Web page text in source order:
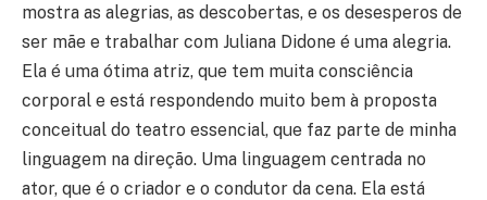
mostra as alegrias, as descobertas, e os desesperos de
ser mãe e trabalhar com Juliana Didone é uma alegria.
Ela é uma ótima atriz, que tem muita consciência
corporal e está respondendo muito bem à proposta
conceitual do teatro essencial, que faz parte de minha
linguagem na direção. Uma linguagem centrada no
ator, que é o criador e o condutor da cena. Ela está